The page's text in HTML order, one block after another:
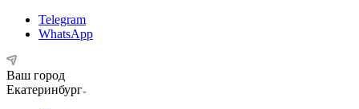
Telegram
WhatsApp
Ваш город
Екатеринбург